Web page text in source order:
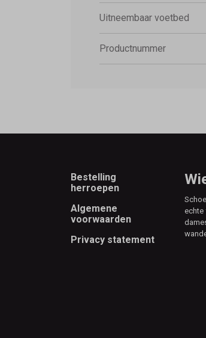
Uitneembaar voetbed
Productnummer
Footer
Bestelling
herroepen
Algemene
voorwaarden
Privacy statement
echte